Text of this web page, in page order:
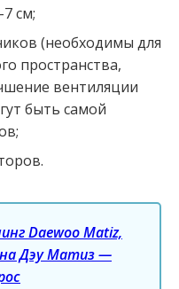
см;
(необходимы для
пространства,
вентиляции
быть самой
Daewoo Matiz,
Дэу Матиз —